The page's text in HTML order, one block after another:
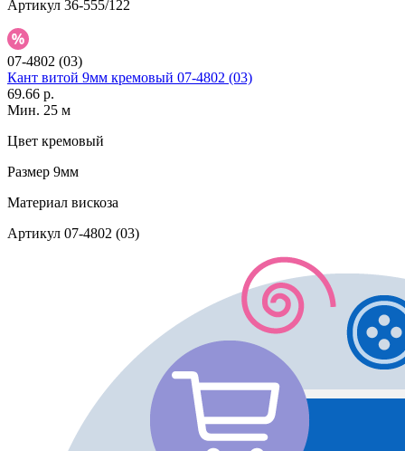
Артикул 36-555/122
07-4802 (03)
Кант витой 9мм кремовый 07-4802 (03)
69.66 р.
Мин. 25 м
Цвет кремовый
Размер 9мм
Материал вискоза
Артикул 07-4802 (03)